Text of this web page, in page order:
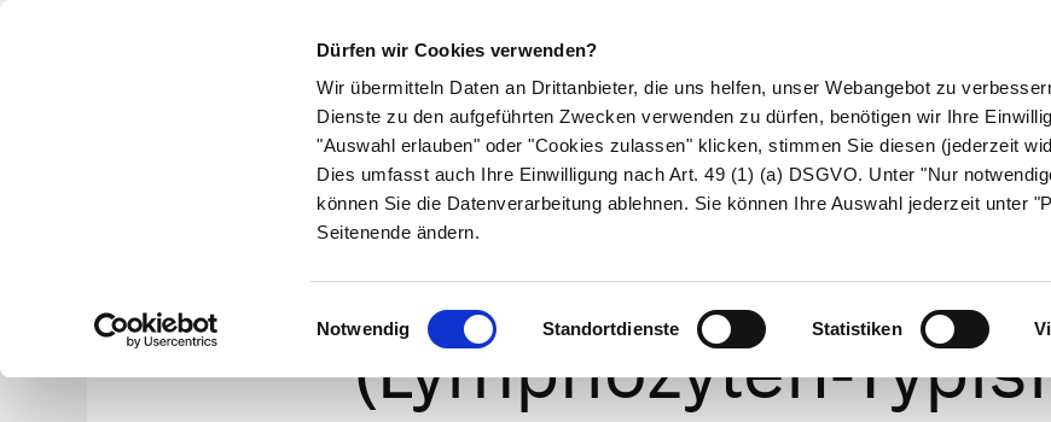
Dürfen wir Cookies verwenden?
Wir übermitteln Daten an Drittanbieter, die uns helfen, unser Webangebot zu
Dienste zu den aufgeführten Zwecken verwenden zu dürfen, benötigen wir Ihre
"Auswahl erlauben" oder "Cookies zulassen" klicken, stimmen Sie diesen (jederzeit
Dies umfasst auch Ihre Einwilligung nach Art. 49 (1) (a) DSGVO. Unter "Nur
können Sie die Datenverarbeitung ablehnen. Sie können Ihre Auswahl jederzeit unter
Seitenende ändern.
Einwilligungsauswahl
Notwendig Standortdienste Statistiken
Symptome Therapie Medikamente Naturheilkunde Eltern & Kind
Lymphozyten-
(Lymphozyten-